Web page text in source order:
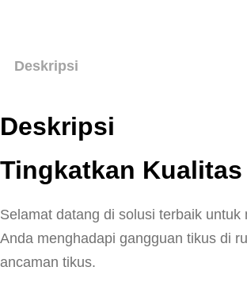
Deskripsi
Deskripsi
Tingkatkan
Selamat datang di solusi terbaik
Anda menghadapi gangguan tikus di
ancaman tikus.